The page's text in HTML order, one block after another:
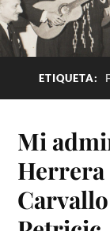
ETIQUETA:
Mi
Herrera